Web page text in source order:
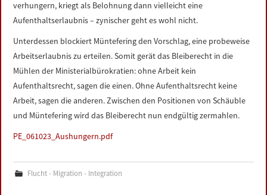
verhungern, kriegt als Belohnung dann vielleicht eine
Aufenthaltserlaubnis – zynischer geht es wohl nicht.
Unterdessen blockiert Müntefering den Vorschlag, eine probeweise
Arbeitserlaubnis zu erteilen. Somit gerät das Bleiberecht in die
Mühlen der Ministerialbürokratien: ohne Arbeit kein
Aufenthaltsrecht, sagen die einen. Ohne Aufenthaltsrecht keine
Arbeit, sagen die anderen. Zwischen den Positionen von Schäuble
und Müntefering wird das Bleiberecht nun endgültig zermahlen.
PE_061023_Aushungern.pdf
Flucht - Migration - Integration